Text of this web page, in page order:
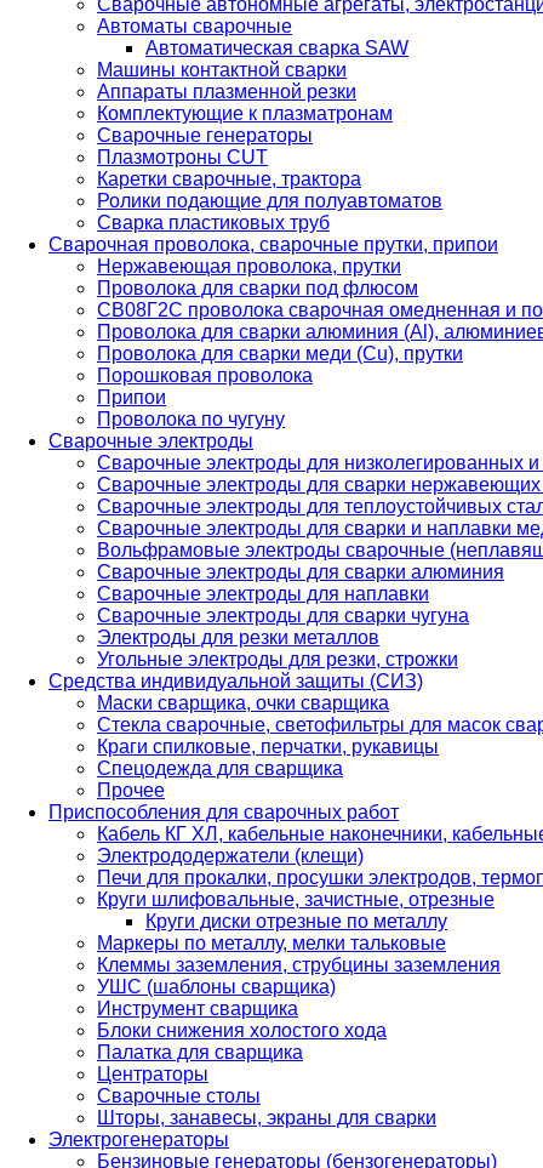
Сварочные автономные агрегаты,
Автоматы сварочные
Автоматическая сварка SAW
Машины контактной сварки
Аппараты плазменной резки
Комплектующие к плазматронам
Сварочные генераторы
Плазмотроны CUT
Каретки сварочные, трактора
Ролики подающие для полуавтоматов
Сварка пластиковых труб
Сварочная проволока, сварочные прутки, припои
Нержавеющая проволока, прутки
Проволока для сварки под флюсом
СВ08Г2С проволока сварочная омедненная и
Проволока для сварки алюминия (Al),
Проволока для сварки меди (Cu), прутки
Порошковая проволока
Припои
Проволока по чугуну
Сварочные электроды
Сварочные электроды для низколегированных и
Сварочные электроды для сварки
Сварочные электроды для теплоустойчивых
Сварочные электроды для сварки и наплавки
Вольфрамовые электроды сварочные
Сварочные электроды для сварки алюминия
Сварочные электроды для наплавки
Сварочные электроды для сварки чугуна
Электроды для резки металлов
Угольные электроды для резки, строжки
Средства индивидуальной защиты (СИЗ)
Маски сварщика, очки сварщика
Стекла сварочные, светофильтры для масок
Краги спилковые, перчатки, рукавицы
Спецодежда для сварщика
Прочее
Приспособления для сварочных работ
Кабель КГ ХЛ, кабельные наконечники,
Электрододержатели (клещи)
Печи для прокалки, просушки электродов,
Круги шлифовальные, зачистные, отрезные
Круги диски отрезные по металлу
Маркеры по металлу, мелки тальковые
Клеммы заземления, струбцины заземления
УШС (шаблоны сварщика)
Инструмент сварщика
Блоки снижения холостого хода
Палатка для сварщика
Центраторы
Сварочные столы
Шторы, занавесы, экраны для сварки
Электрогенераторы
Бензиновые генераторы (бензогенераторы)